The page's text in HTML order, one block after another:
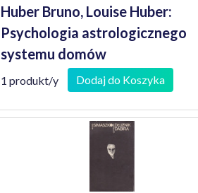
Huber Bruno, Louise Huber:
Psychologia astrologicznego
systemu domów
1 produkt/y Dodaj do Koszyka